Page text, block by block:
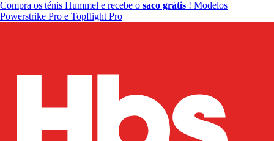
Compra os ténis Hummel e recebe o saco grátis ! Modelos
Powerstrike Pro e Topflight Pro